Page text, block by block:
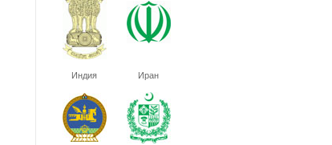
Индия Иран